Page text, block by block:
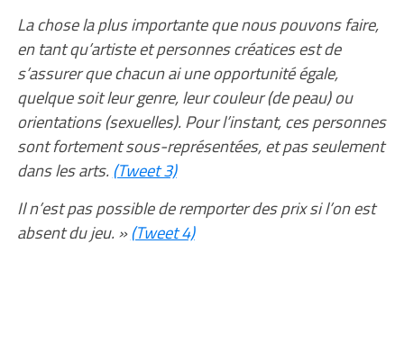
La chose la plus importante que nous pouvons faire,
en tant qu’artiste et personnes créatices est de
s’assurer que chacun ai une opportunité égale,
quelque soit leur genre, leur couleur (de peau) ou
orientations (sexuelles). Pour l’instant, ces personnes
sont fortement sous-représentées, et pas seulement
dans les arts. (Tweet 3)
Il n’est pas possible de remporter des prix si l’on est
absent du jeu. »(Tweet 4)